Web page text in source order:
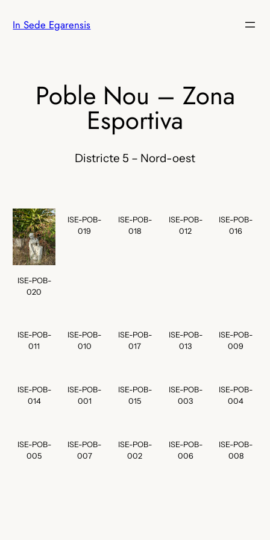
In Sede Egarensis
Poble Nou – Zona
Esportiva
Districte 5 – Nord-oest
ISE-POB-
020
ISE-POB-
019
ISE-POB-
018
ISE-POB-
012
ISE-POB-
016
ISE-POB-
011
ISE-POB-
010
ISE-POB-
017
ISE-POB-
013
ISE-POB-
009
ISE-POB-
014
ISE-POB-
001
ISE-POB-
015
ISE-POB-
003
ISE-POB-
004
ISE-POB-
005
ISE-POB-
007
ISE-POB-
002
ISE-POB-
006
ISE-POB-
008